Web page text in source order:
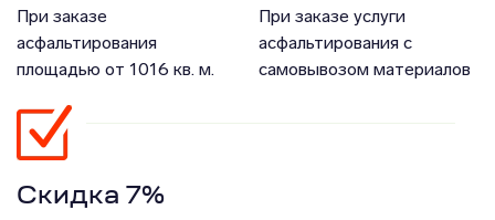
При заказе
асфальтирования
площадью от 1016 кв. м.
При заказе услуги
асфальтирования с
самовывозом материалов
Скидка 7%